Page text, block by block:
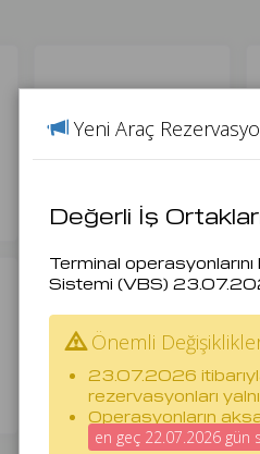
Mühür Sorgulama
Yeni Araç
Değerli İş
Terminal
Sistemi (VBS)
Önemli
23.07.2026
rezervasyonları
Operasyonların
en geç 22.07.2026 gün